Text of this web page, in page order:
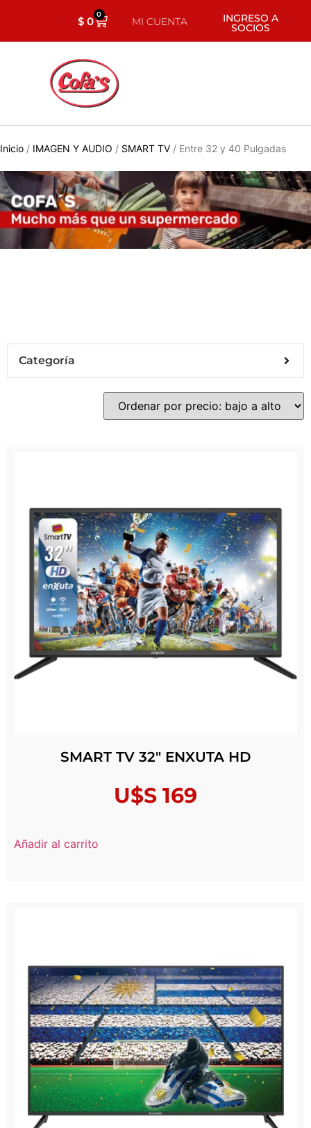
$0 0
MI CUENTA INGRESO A
SOCIOS
Inicio / IMAGEN Y AUDIO / SMART TV / Entre 32 y 40 Pulgadas
Categoría
SMART TV 32″ ENXUTA HD
U$S 169
Añadir al carrito